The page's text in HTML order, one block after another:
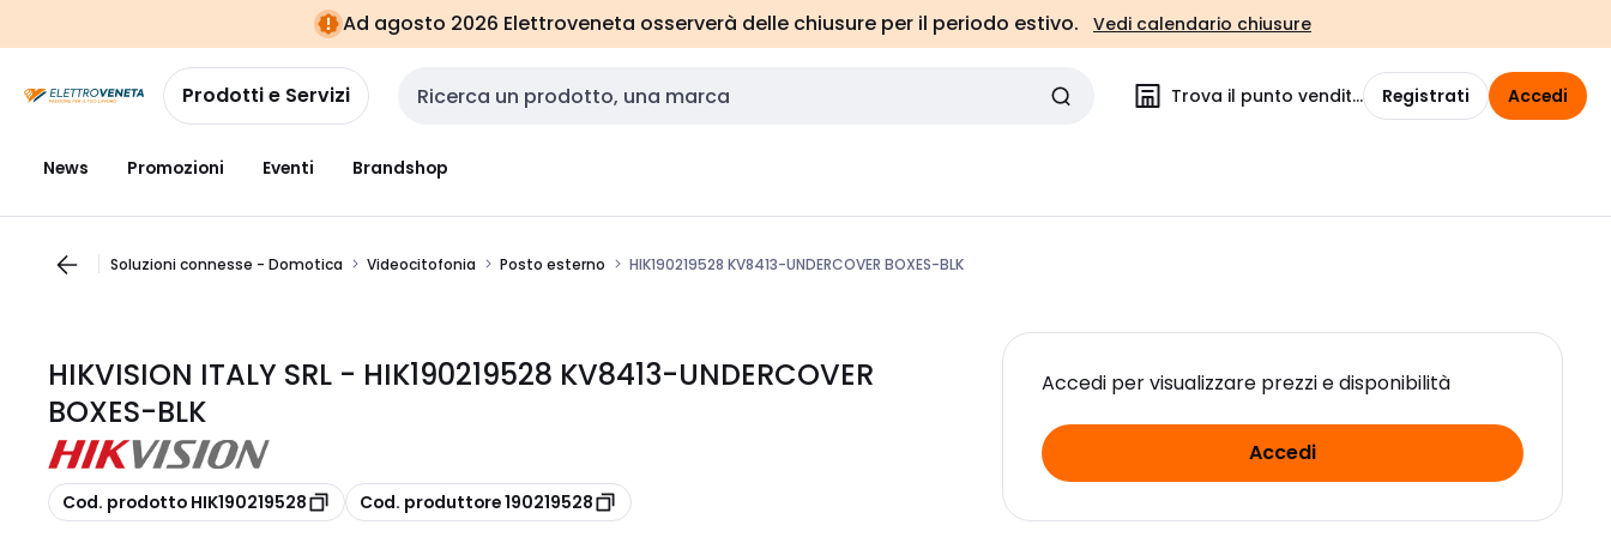
navigazionealla
pagina
Ad agosto 2026 Elettroveneta osserverà delle chiusure per il periodo estivo. Vedi calendario chiusure
Prodotti e Servizi Cerca input Trova il punto vendita Registrati Accedi
News Promozioni Eventi Brandshop
Soluzioni connesse - Domotica Videocitofonia Posto esterno HIK190219528 KV8413-UNDERCOVER BOXES-BLK
HIKVISION ITALY SRL - HIK190219528 KV8413-UNDERCOVER
BOXES-BLK
copia
Cod. prodotto HIK190219528 copia
Cod. produttore 190219528
Accedi per visualizzare prezzi e disponibilità
Accedi